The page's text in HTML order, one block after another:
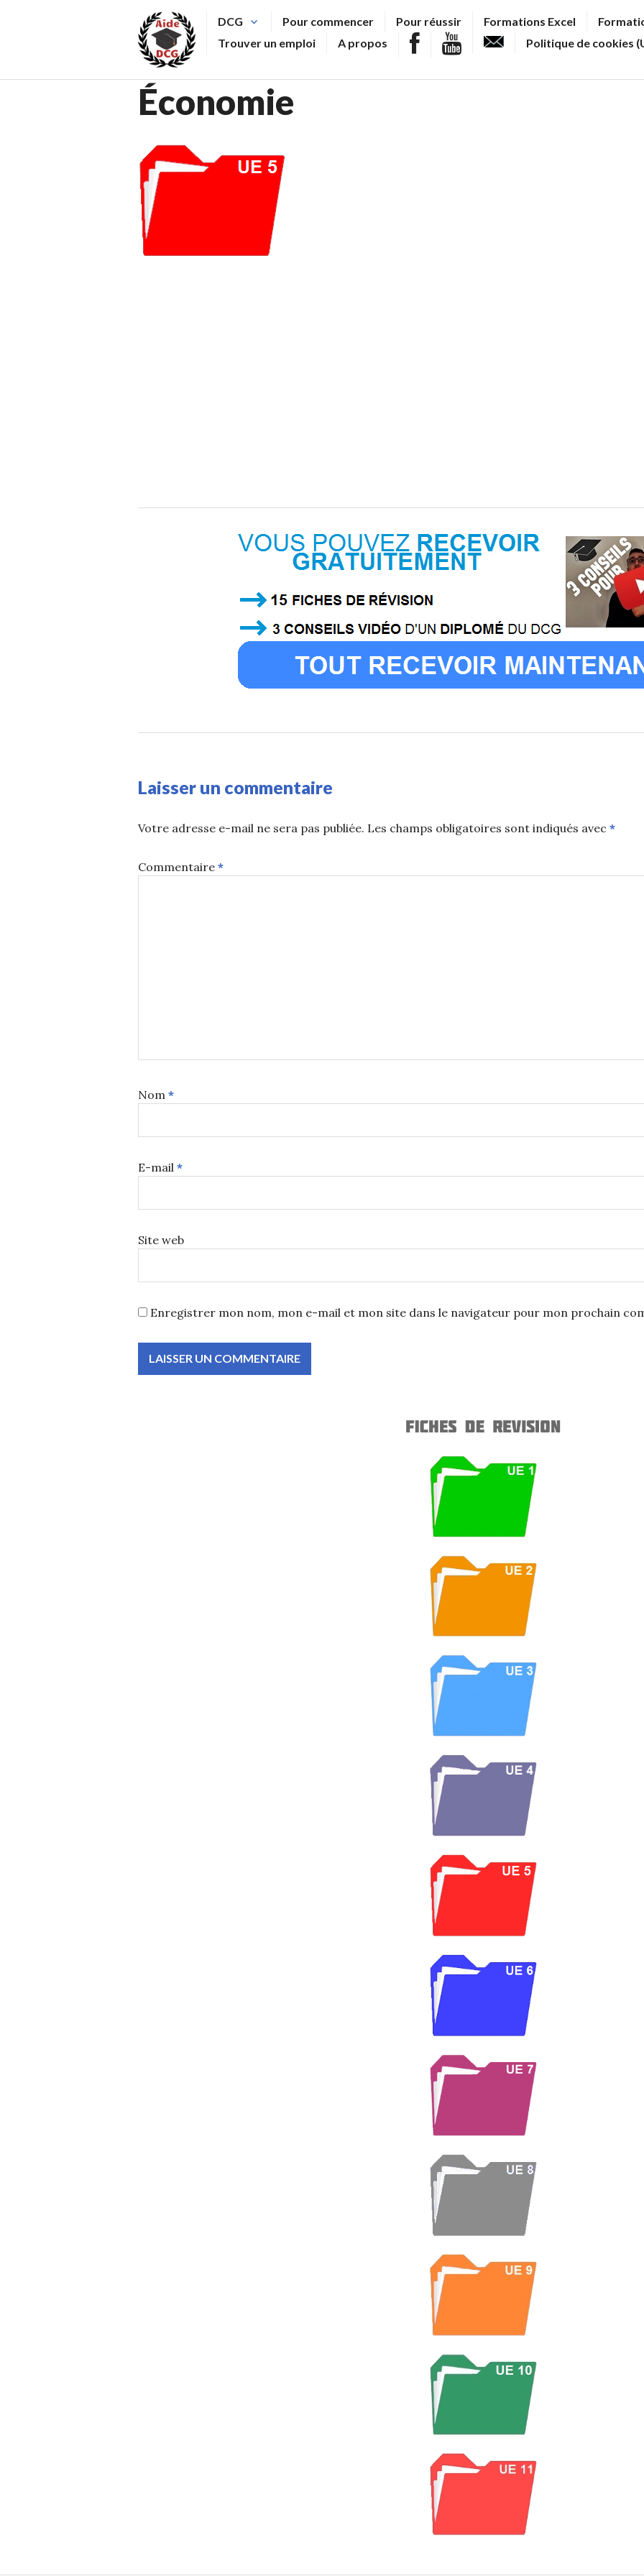
principal
DCG Pour commencer Pour réussir Formations Excel
Trouver un emploi
A propos Politique de cookies
Économie
Laisser un commentaire
Votre adresse e-mail ne sera pas publiée. Les champs obligatoires sont indiqués avec *
Commentaire *
Nom *
E-mail *
Site web
Enregistrer mon nom, mon e-mail et mon site dans le navigateur pour mon prochain